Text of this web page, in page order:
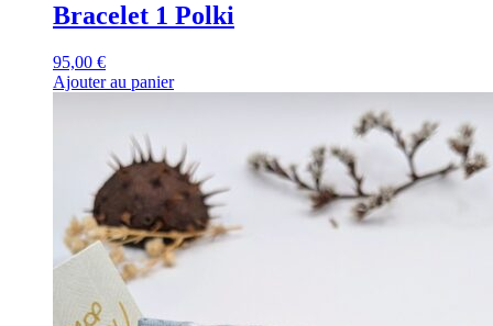
Bracelet 1 Polki
95,00 €
Ajouter au panier